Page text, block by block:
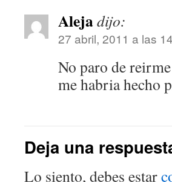
Alejadijo:
27 abril, 2011 a las
No paro de
me habria hecho
Deja una
Lo siento, debes estar